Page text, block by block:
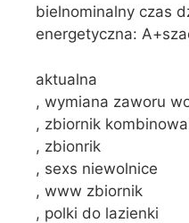
bielnominalny czas
energetyczna:
aktualna
, wymiana zaworu
, zbiornik
, zbionrik
, sexs niewolnice
, www zbiornik
, polki do lazienki